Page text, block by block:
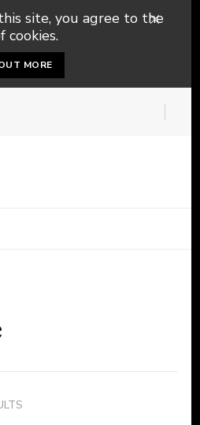
site, you agree to the
cookies.
MORE